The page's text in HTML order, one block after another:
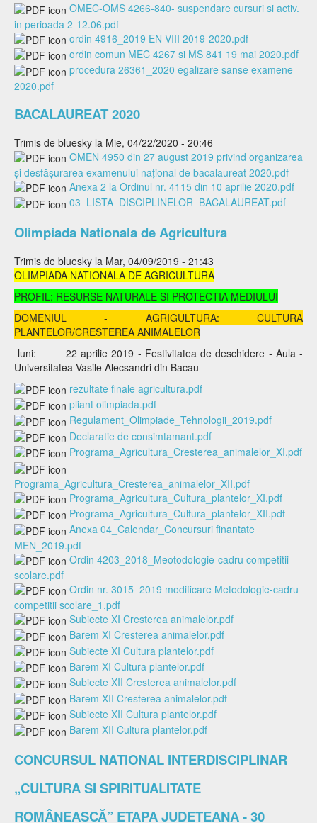
OMEC-OMS 4266-840- suspendare cursuri si activ.
in perioada 2-12.06.pdf
ordin 4916_2019 EN VIII 2019-2020.pdf
ordin comun MEC 4267 si MS 841 19 mai 2020.pdf
procedura 26361_2020 egalizare sanse examene
2020.pdf
BACALAUREAT 2020
Trimis de bluesky la Mie, 04/22/2020 - 20:46
OMEN 4950 din 27 august 2019 privind organizarea
şi desfăşurarea examenului naţional de bacalaureat 2020.pdf
Anexa 2 la Ordinul nr. 4115 din 10 aprilie 2020.pdf
03_LISTA_DISCIPLINELOR_BACALAUREAT.pdf
Olimpiada Nationala de Agricultura
Trimis de bluesky la Mar, 04/09/2019 - 21:43
OLIMPIADA NATIONALA DE AGRICULTURA
PROFIL: RESURSE NATURALE SI PROTECTIA MEDIULUI
DOMENIUL - AGRIGULTURA: CULTURA
PLANTELOR/CRESTEREA ANIMALELOR
luni: 22 aprilie 2019 - Festivitatea de deschidere - Aula -
Universitatea Vasile Alecsandri din Bacau
rezultate finale agricultura.pdf
pliant olimpiada.pdf
Regulament_Olimpiade_Tehnologii_2019.pdf
Declaratie de consimtamant.pdf
Programa_Agricultura_Cresterea_animalelor_XI.pdf
Programa_Agricultura_Cresterea_animalelor_XII.pdf
Programa_Agricultura_Cultura_plantelor_XI.pdf
Programa_Agricultura_Cultura_plantelor_XII.pdf
Anexa 04_Calendar_Concursuri finantate
MEN_2019.pdf
Ordin 4203_2018_Meotodologie-cadru competitii
scolare.pdf
Ordin nr. 3015_2019 modificare Metodologie-cadru
competitii scolare_1.pdf
Subiecte XI Cresterea animalelor.pdf
Barem XI Cresterea animalelor.pdf
Subiecte XI Cultura plantelor.pdf
Barem XI Cultura plantelor.pdf
Subiecte XII Cresterea animalelor.pdf
Barem XII Cresterea animalelor.pdf
Subiecte XII Cultura plantelor.pdf
Barem XII Cultura plantelor.pdf
CONCURSUL NATIONAL INTERDISCIPLINAR
„CULTURA SI SPIRITUALITATE
ROMÂNEASCĂ” ETAPA JUDETEANA - 30